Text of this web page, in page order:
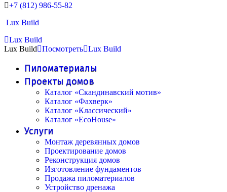
+7 (812) 986-55-82
Lux Build
Lux Build
Lux Build
Посмотреть Lux Build
Пиломатериалы
Проекты домов
Каталог «Скандинавский мотив»
Каталог «Фахверк»
Каталог «Классический»
Каталог «EcoHouse»
Услуги
Монтаж деревянных домов
Проектирование домов
Реконструкция домов
Изготовление фундаментов
Продажа пиломатериалов
Устройство дренажа